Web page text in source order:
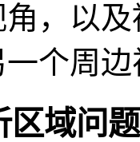
，以
个周
区域问题